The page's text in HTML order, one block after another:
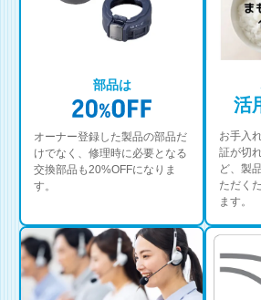
部品は
オーナー登録した製品の部品だ
けでなく、修理時に必要となる
交換部品も20%OFFになりま
す。
活
お手入
証が切
ど、製
ただく
ます。